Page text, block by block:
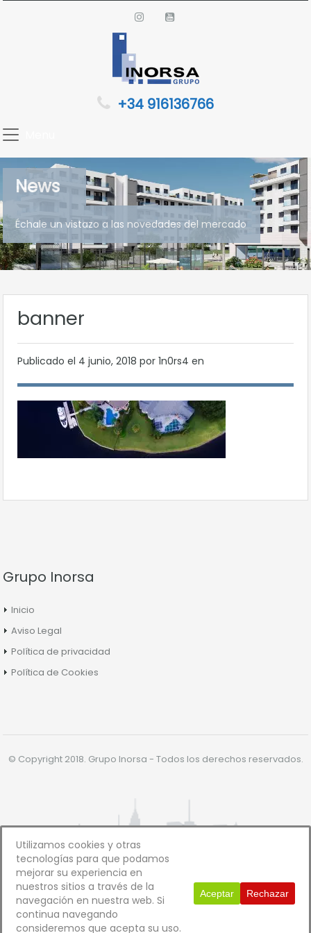
+34 916136766
News
Échale un vistazo a las novedades del mercado
banner
Publicado el 4 junio, 2018 por 1n0rs4 en
Grupo Inorsa
Inicio
Aviso Legal
Política de privacidad
Política de Cookies
© Copyright 2018. Grupo Inorsa - Todos los derechos reservados.
Utilizamos cookies y otras
tecnologías para que podamos
mejorar su experiencia en
nuestros sitios a través de la
navegación en nuestra web. Si
continua navegando
consideremos que acepta su uso.
Aceptar Rechazar